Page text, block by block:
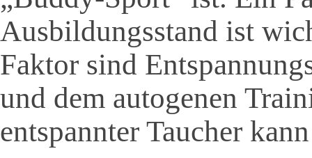
Ausbildungsstand ist
Faktor sind
und dem autogenen
entspannter Taucher